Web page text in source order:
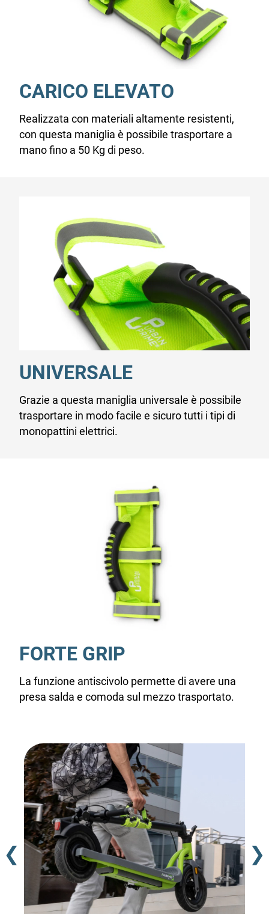
CARICO ELEVATO
Realizzata con materiali altamente resistenti,
con questa maniglia è possibile trasportare a
mano fino a 50 Kg di peso.
UNIVERSALE
Grazie a questa maniglia universale è possibile
trasportare in modo facile e sicuro tutti i tipi di
monopattini elettrici.
FORTE GRIP
La funzione antiscivolo permette di avere una
presa salda e comoda sul mezzo trasportato.
❮ ❯